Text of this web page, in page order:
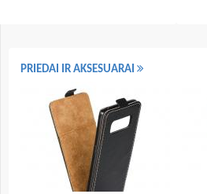
PRIEDAI IR AKSESUARAI